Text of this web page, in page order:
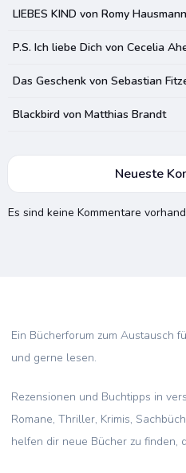
LIEBES KIND von Romy Hausmann
P.S. Ich liebe Dich von Cecelia
Das Geschenk von Sebastian
Blackbird von Matthias Brandt
Neueste
Es sind keine Kommentare
Ein Bücherforum zum Austausch
und gerne lesen.
Rezensionen und Buchtipps in
Romane, Thriller, Krimis,
helfen dir neue Bücher zu finden,